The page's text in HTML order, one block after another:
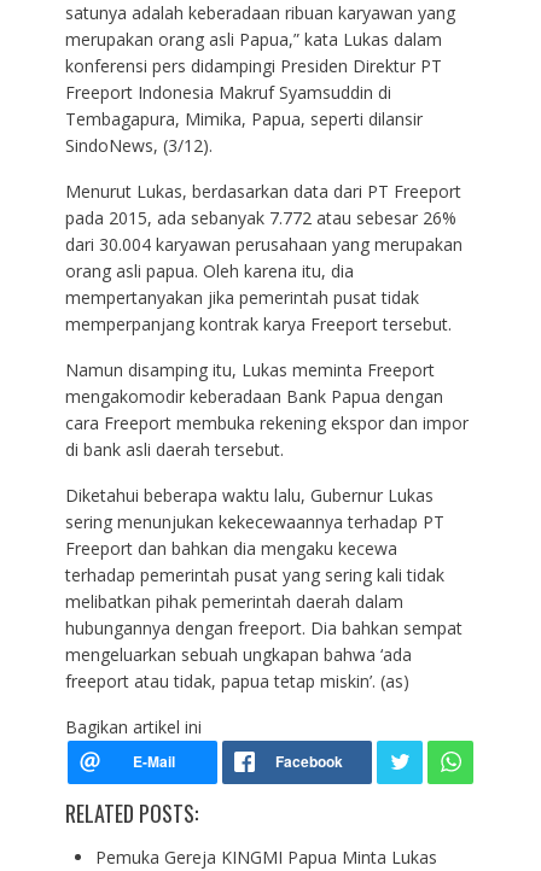
satunya adalah keberadaan ribuan karyawan yang
merupakan orang asli Papua,” kata Lukas dalam
konferensi pers didampingi Presiden Direktur PT
Freeport Indonesia Makruf Syamsuddin di
Tembagapura, Mimika, Papua, seperti dilansir
SindoNews, (3/12).
Menurut Lukas, berdasarkan data dari PT Freeport
pada 2015, ada sebanyak 7.772 atau sebesar 26%
dari 30.004 karyawan perusahaan yang merupakan
orang asli papua. Oleh karena itu, dia
mempertanyakan jika pemerintah pusat tidak
memperpanjang kontrak karya Freeport tersebut.
Namun disamping itu, Lukas meminta Freeport
mengakomodir keberadaan Bank Papua dengan
cara Freeport membuka rekening ekspor dan impor
di bank asli daerah tersebut.
Diketahui beberapa waktu lalu, Gubernur Lukas
sering menunjukan kekecewaannya terhadap PT
Freeport dan bahkan dia mengaku kecewa
terhadap pemerintah pusat yang sering kali tidak
melibatkan pihak pemerintah daerah dalam
hubungannya dengan freeport. Dia bahkan sempat
mengeluarkan sebuah ungkapan bahwa ‘ada
freeport atau tidak, papua tetap miskin’. (as)
Bagikan artikel ini
RELATED POSTS:
Pemuka Gereja KINGMI Papua Minta Lukas